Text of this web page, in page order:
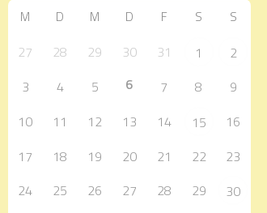
M D M D F S S
27 28 29 30 31 1
2
3
4 5 6 7 8
9
10
11 12 13 14 15
16
17
18 19 20 21 22
23
24
25 26 27 28 29
30